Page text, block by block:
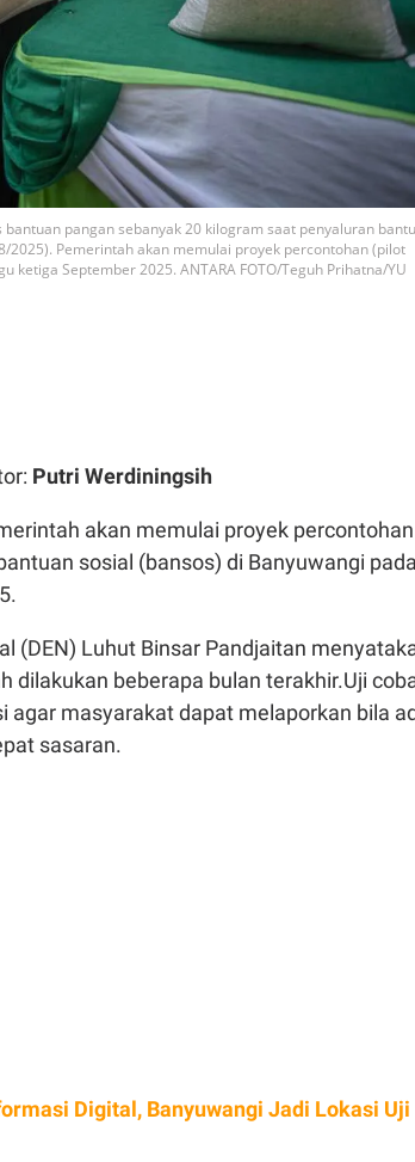
pangan sebanyak 20 kilogram saat penyaluran
2025). Pemerintah akan memulai proyek percontohan (pilot
September 2025. ANTARA FOTO/Teguh Prihatna/YU
Putri Werdiningsih
akan memulai proyek percontohan
sosial (bansos) di Banyuwangi
(DEN) Luhut Binsar Pandjaitan
dilakukan beberapa bulan terakhir.Uji
agar masyarakat dapat melaporkan bila
sasaran.
Digital, Banyuwangi Jadi Lokasi Uji